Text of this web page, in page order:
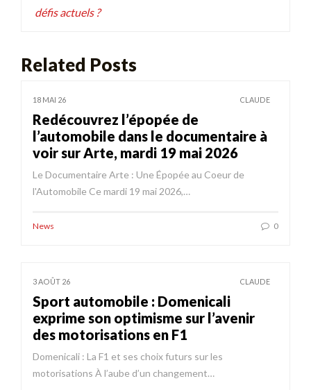
défis actuels ?
Related Posts
18 MAI 26 CLAUDE
Redécouvrez l’épopée de
l’automobile dans le documentaire à
voir sur Arte, mardi 19 mai 2026
Le Documentaire Arte : Une Épopée au Coeur de
l'Automobile Ce mardi 19 mai 2026,…
News 0
3 AOÛT 26 CLAUDE
Sport automobile : Domenicali
exprime son optimisme sur l’avenir
des motorisations en F1
Domenicali : La F1 et ses choix futurs sur les
motorisations À l’aube d’un changement…